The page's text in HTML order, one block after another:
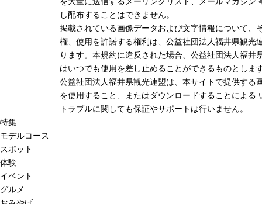
し配布することはできません。
掲載されている画像データおよび文字情報について、
権、使用を許諾する権利は、公益社団法人福井県観光
ります。本規約に違反された場合、公益社団法人福井
はいつでも使用を差し止めることができるものとしま
公益社団法人福井県観光連盟は、本サイトで提供する
を使用すること、またはダウンロードすることによる
トラブルに関しても保証やサポートは行いません。
特集
モデルコース
スポット
体験
イベント
グルメ